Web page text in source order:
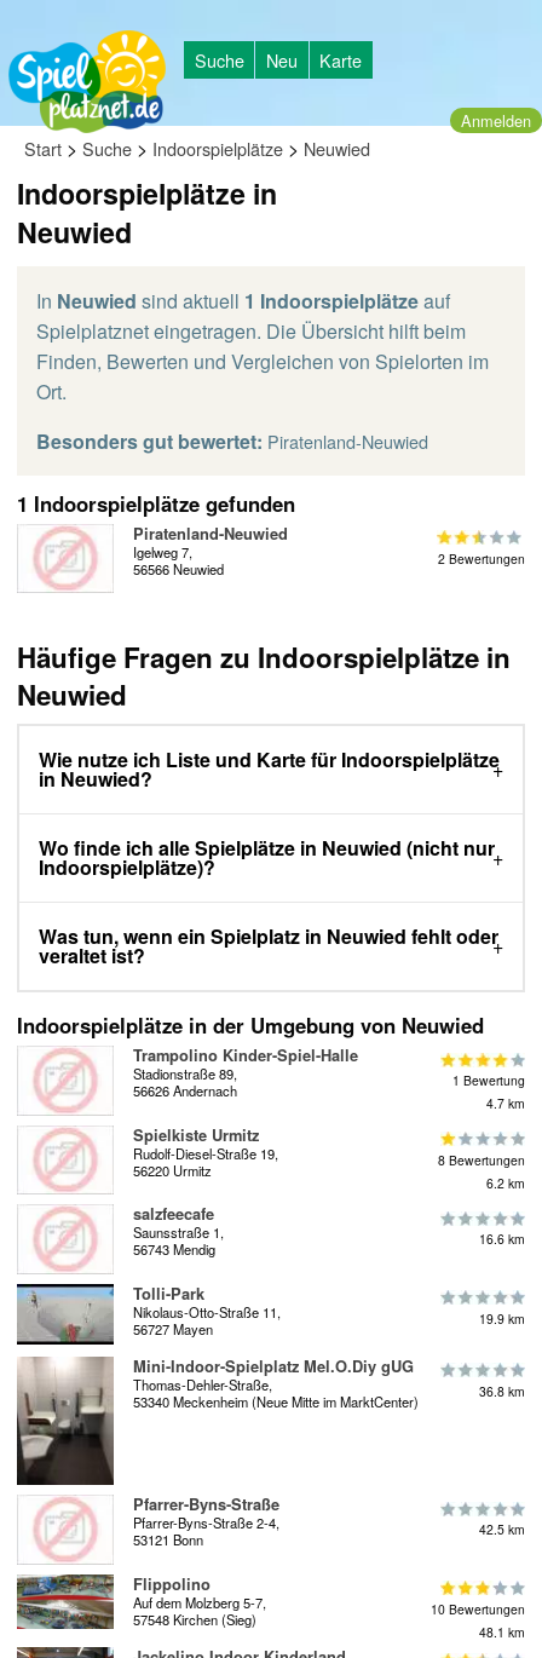
Suche Neu Karte
Anmelden
Start > Suche > Indoorspielplätze > Neuwied
Indoorspielplätze in
Neuwied
In Neuwied sind aktuell 1 Indoorspielplätzeauf
Spielplatznet eingetragen. Die Übersicht hilft beim
Finden, Bewerten und Vergleichen von Spielorten im
Ort.
Besonders gut bewertet: Piratenland-Neuwied
1 Indoorspielplätze gefunden
Piratenland-Neuwied
Igelweg 7,
56566 Neuwied
2 Bewertungen
Häufige Fragen zu Indoorspielplätze in
Neuwied
Wie nutze ich Liste und Karte für Indoorspielplätze
in Neuwied?
Wo finde ich alle Spielplätze in Neuwied (nicht nur
Indoorspielplätze)?
Was tun, wenn ein Spielplatz in Neuwied fehlt oder
veraltet ist?
Indoorspielplätze in der Umgebung von Neuwied
Trampolino Kinder-Spiel-Halle
Stadionstraße 89,
56626 Andernach
1 Bewertung
4.7 km
Spielkiste Urmitz
Rudolf-Diesel-Straße 19,
56220 Urmitz
8 Bewertungen
6.2 km
salzfeecafe
Saunsstraße 1,
56743 Mendig
16.6 km
Tolli-Park
Nikolaus-Otto-Straße 11,
56727 Mayen
19.9 km
Mini-Indoor-Spielplatz Mel.O.Diy gUG
Thomas-Dehler-Straße,
53340 Meckenheim (Neue Mitte im MarktCenter)
36.8 km
Pfarrer-Byns-Straße
Pfarrer-Byns-Straße 2-4,
53121 Bonn
42.5 km
Flippolino
Auf dem Molzberg 5-7,
57548 Kirchen (Sieg)
10 Bewertungen
48.1 km